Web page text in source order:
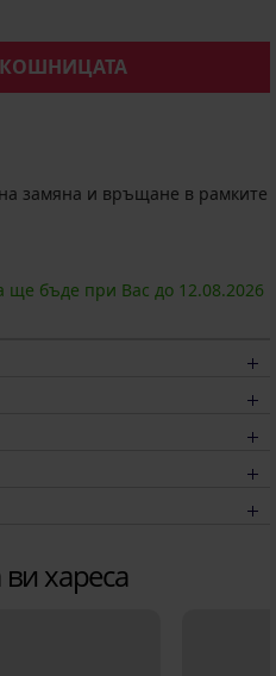
замяна и връщане в рамките
ще бъде при Вас до 12.08.2026
хареса